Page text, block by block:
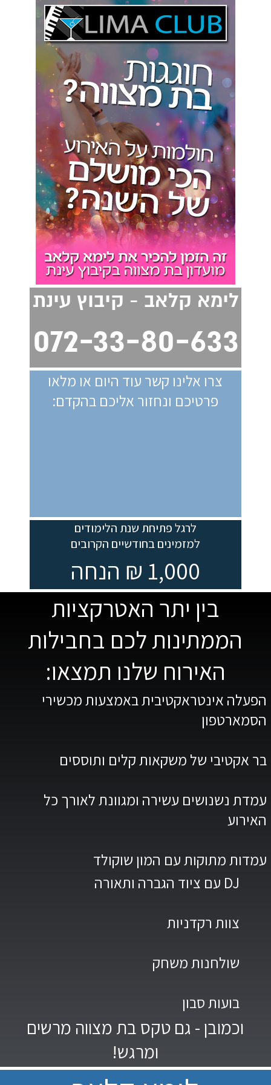
072-33-80-633
לימא קלאב - קיבוץ עינת
בין יתר האטרקציות
הממתינות לכם בחבילות
האירוח שלנו תמצאו:
הפעלה אינטראקטיבית באמצעות מכשירי
הסמארטפון
בר אקטיבי של משקאות קלים ותוססים
עמדת נשנושים עשירה ומגוונת לאורך כל
האירוע
עמדות מתוקות עם המון שוקולד
DJ עם ציוד הגברה ותאורה
צוות רקדניות
שולחנות משחק
בועות סבון
וכמובן - גם טקס בת מצווה מרשים
ומרגש!
לרגל פתיחת שנת הלימודים
למזמינים בחודשיים הקרובים
1,000 ₪ הנחה
צרו אלינו קשר עוד היום או מלאו
פרטיכם ונחזור אליכם בהקדם: